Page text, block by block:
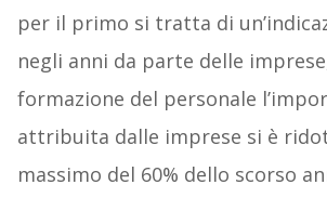
per il primo si tratta di
negli anni da parte delle
formazione del personale
attribuita dalle imprese si è
massimo del 60% dello scorso